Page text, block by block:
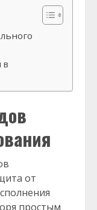
в
от
простым